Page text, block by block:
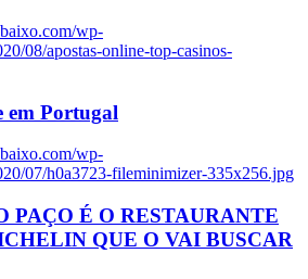
wp-
08/apostas-online-top-casinos-
em Portugal
wp-
07/h0a3723-fileminimizer-335x256.jpg
PAÇO É O RESTAURANTE
QUE O VAI BUSCAR